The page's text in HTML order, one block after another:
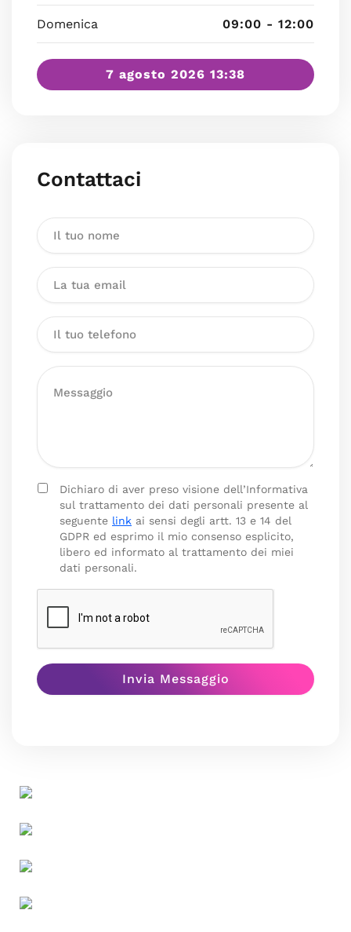
Domenica 09:00 - 12:00
7 agosto 2026 13:38
Contattaci
Dichiaro di aver preso visione dell’Informativa
sul trattamento dei dati personali presente al
seguente link ai sensi degli artt. 13 e 14 del
GDPR ed esprimo il mio consenso esplicito,
libero ed informato al trattamento dei miei
dati personali.